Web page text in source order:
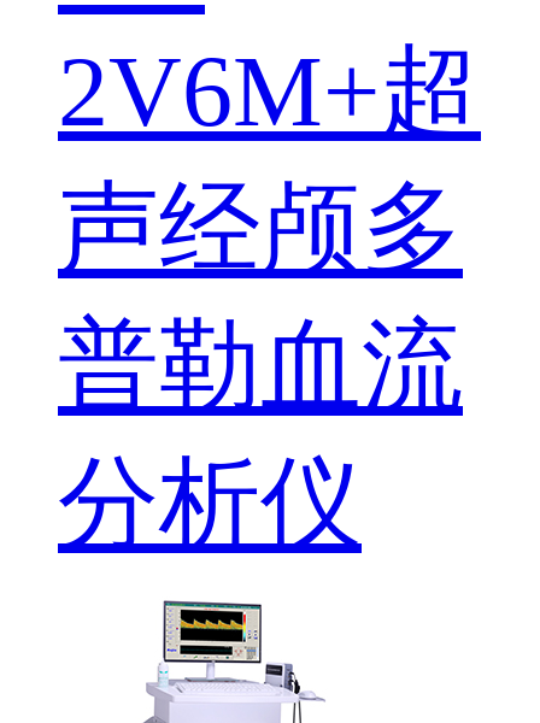
2V6M+超
声经颅多
普勒血流
分析仪